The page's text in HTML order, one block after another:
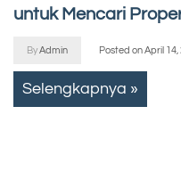
untuk Mencari
ByAdmin Posted onApril 14,
Selengkapnya »